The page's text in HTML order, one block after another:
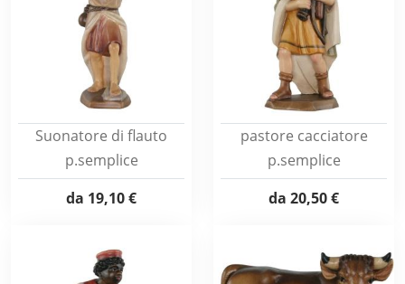
Suonatore di flauto
p.semplice
da 19,10 €
pastore cacciatore
p.semplice
da 20,50 €